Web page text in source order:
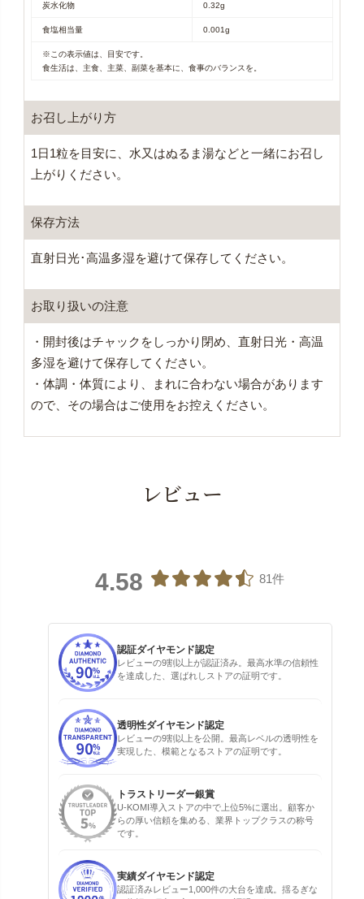
炭水化物 0.32g
食塩相当量 0.001g
※この表示値は、目安です。
食生活は、主食、主菜、副菜を基本に、食事のバランスを。
お召し上がり方
1日1粒を目安に、水又はぬるま湯などと一緒にお召し
上がりください。
保存方法
直射日光･高温多湿を避けて保存してください。
お取り扱いの注意
・開封後はチャックをしっかり閉め、直射日光・高温
多湿を避けて保存してください。
・体調・体質により、まれに合わない場合があります
ので、その場合はご使用をお控えください。
レビュー
4.58 81件
認証ダイヤモンド認定
レビューの9割以上が認証済み。最高水準の信頼性
を達成した、選ばれしストアの証明です。
透明性ダイヤモンド認定
レビューの9割以上を公開。最高レベルの透明性を
実現した、模範となるストアの証明です。
トラストリーダー銀賞
U-KOMI導入ストアの中で上位5%に選出。顧客か
らの厚い信頼を集める、業界トップクラスの称号
です。
実績ダイヤモンド認定
認証済みレビュー1,000件の大台を達成。揺るぎな